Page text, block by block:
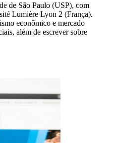
de São Paulo (USP), com
Lumière Lyon 2 (França).
econômico e mercado
além de escrever sobre